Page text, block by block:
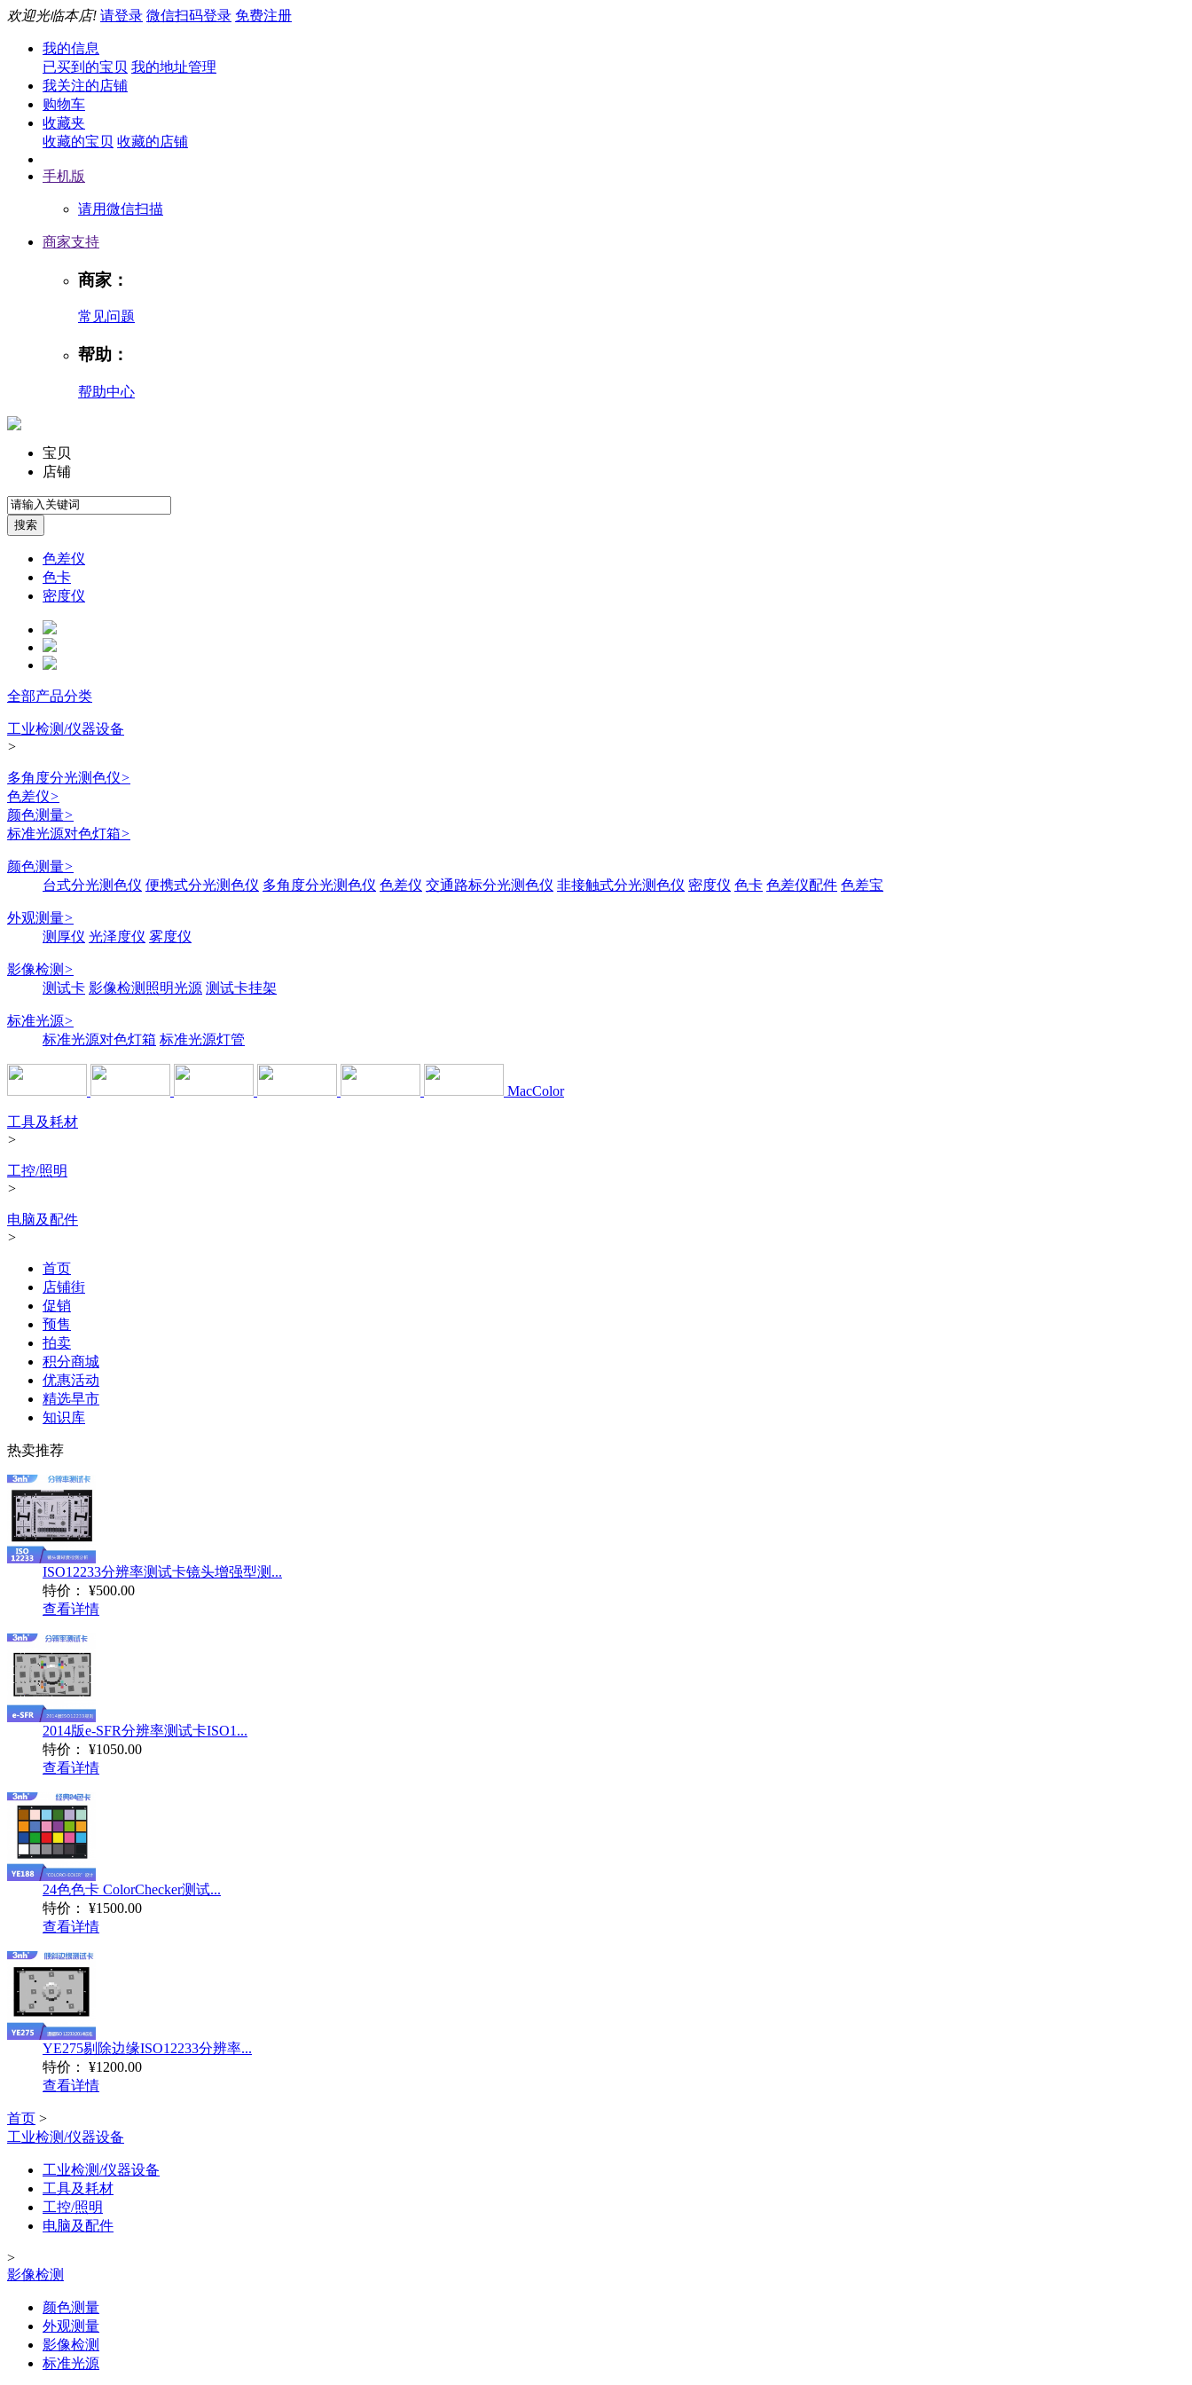
欢迎光临本店! 请登录 微信扫码登录 免费注册
我的信息
已买到的宝贝 我的地址管理
我关注的店铺
购物车
收藏夹
收藏的宝贝 收藏的店铺
手机版
请用微信扫描
商家支持
商家：
常见问题
帮助：
帮助中心
宝贝
店铺
色差仪
色卡
密度仪
全部产品分类
工业检测/仪器设备
>
多角度分光测色仪>
色差仪>
颜色测量>
标准光源对色灯箱>
颜色测量>
台式分光测色仪 便携式分光测色仪 多角度分光测色仪 色差仪 交通路标分光测色仪 非接触式分光测色仪 密度仪 色卡 色差仪配件 色差宝
外观测量>
测厚仪 光泽度仪 雾度仪
影像检测 >
测试卡 影像检测照明光源 测试卡挂架
标准光源>
标准光源对色灯箱 标准光源灯管
MacColor
工具及耗材
>
工控/照明
>
电脑及配件
>
首页
店铺街
促销
预售
拍卖
积分商城
优惠活动
精选早市
知识库
热卖推荐
ISO12233分辨率测试卡镜头增强型测...
特价：
¥500.00
查看详情
2014版e-SFR分辨率测试卡ISO1...
特价：
¥1050.00
查看详情
24色色卡 ColorChecker测试...
特价：
¥1500.00
查看详情
YE275剔除边缘ISO12233分辨率...
特价：
¥1200.00
查看详情
首页 >
工业检测/仪器设备
工业检测/仪器设备
工具及耗材
工控/照明
电脑及配件
>
影像检测
颜色测量
外观测量
影像检测
标准光源